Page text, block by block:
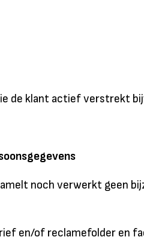
de klant actief verstrekt
noch verwerkt geen
en/of reclamefolder en